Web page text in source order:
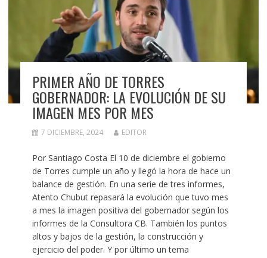
PRIMER AÑO DE TORRES
GOBERNADOR: LA EVOLUCIÓN DE SU
IMAGEN MES POR MES
7 DICIEMBRE, 2024 EDITOR
Por Santiago Costa El 10 de diciembre el gobierno
de Torres cumple un año y llegó la hora de hace un
balance de gestión. En una serie de tres informes,
Atento Chubut repasará la evolución que tuvo mes
a mes la imagen positiva del gobernador según los
informes de la Consultora CB. También los puntos
altos y bajos de la gestión, la construcción y
ejercicio del poder. Y por último un tema